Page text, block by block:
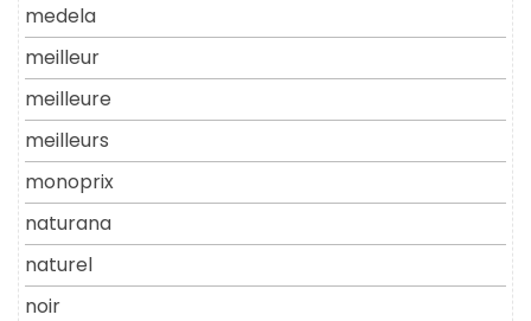
medela
meilleur
meilleure
meilleurs
monoprix
naturana
naturel
noir